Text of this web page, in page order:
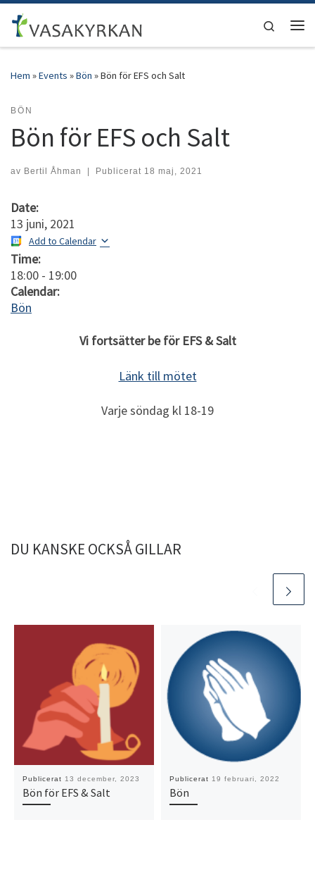
Hoppa till innehåll
Search
Hem »Events »Bön »Bön för EFS och Salt
BÖN
Bön för EFS och Salt
av Bertil Åhman | Publicerat 18 maj, 2021
Date:
13 juni, 2021
Add to Calendar
Time:
18:00 - 19:00
Calendar:
Bön
Vi fortsätter be för EFS & Salt
Länk till mötet
Varje söndag kl 18-19
DU KANSKE OCKSÅ GILLAR
Publicerat 13 december, 2023
Bön för EFS & Salt
Publicerat 19 februari, 2022
Bön